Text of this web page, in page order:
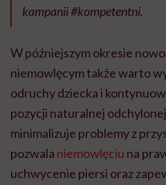
kampanii #kompetentni.
W późniejszym okresie
niemowlęcym także warto
odruchy dziecka i
pozycji naturalnej
minimalizuje problemy z
pozwala niemowlęciu na
uchwycenie piersi oraz